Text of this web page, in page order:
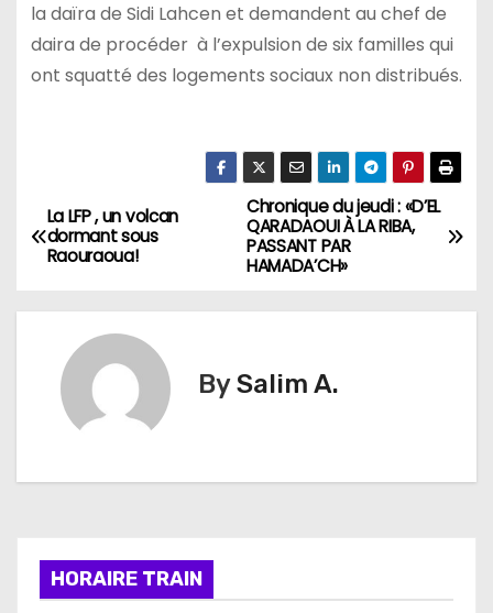
la daïra de Sidi Lahcen et demandent au chef de
daira de procéder à l’expulsion de six familles qui
ont squatté des logements sociaux non distribués.
N
a
v
o
Chronique du jeudi : «D’EL
QARADAOUI À LA RIBA,
PASSANT PAR
HAMADA’CH»
La LFP , un volcan
dormant sous
Raouraoua!
BySalim A.
HORAIRE TRAIN